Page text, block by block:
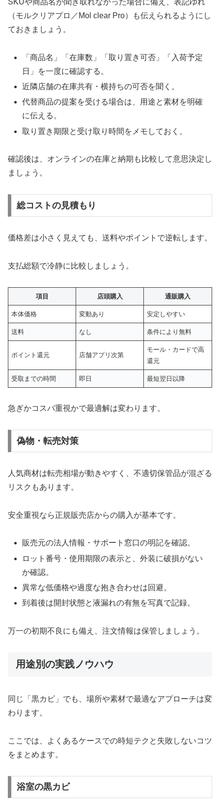
SKUや商品名が聞き取れなかった場合に備え、表記ゆれ
（モルクリアプロ／Mol clear Pro）も伝えられるようにし
ておきましょう。
「商品名」「在庫数」「取り置き可否」「入荷予定
日」を一度に確認する。
近隣店舗の在庫共有・横持ちの可否を聞く。
代替商品の提案を受ける場合は、用途と素材を明確
に伝える。
取り置き期限と受け取り時間をメモしておく。
確認後は、オンラインの在庫と納期も比較して意思決定し
ましょう。
総コストの見積もり
価格差は小さく見えても、送料やポイントで逆転します。
支払総額で冷静に比較しましょう。
項目 店頭購入 通販購入
本体価格 変動あり 安定しやすい
送料 なし 条件により無料
ポイント還元 店舗アプリ次第
モール・カードで高
還元
受取までの時間 即日 最短翌日以降
急ぎかコスパ重視かで最適解は変わります。
偽物・転売対策
人気商材は転売相場が動きやすく、不適切保管品が混ざる
リスクもあります。
安全重視なら正規販売店からの購入が基本です。
販売元の法人情報・サポート窓口の明記を確認。
ロット番号・使用期限の表示と、外装に破損がない
か確認。
異常な低価格や過度な抱き合わせは回避。
到着後は開封状態と液漏れの有無を写真で記録。
万一の初期不良にも備え、注文情報は保管しましょう。
用途別の実践ノウハウ
同じ「黒カビ」でも、場所や素材で最適なアプローチは変
わります。
ここでは、よくあるケースでの時短テクと失敗しないコツ
をまとめます。
浴室の黒カビ